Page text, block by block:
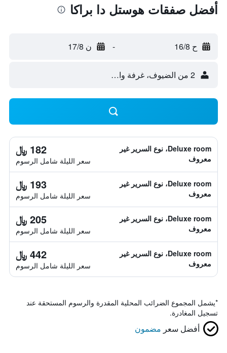
أفضل صفقات هوستل دا براكا
ح 16/8 - ن 17/8
2 من الضيوف، غرفة واحدة
Deluxe room، نوع السرير غير
معروف
182 ﷼
سعر الليلة شامل الرسوم
Deluxe room، نوع السرير غير
معروف
193 ﷼
سعر الليلة شامل الرسوم
Deluxe room، نوع السرير غير
معروف
205 ﷼
سعر الليلة شامل الرسوم
Deluxe room، نوع السرير غير
معروف
442 ﷼
سعر الليلة شامل الرسوم
*يشمل المجموع الضرائب المحلية المقدرة والرسوم المستحقة عند
تسجيل المغادرة.
أفضل سعر مضمون